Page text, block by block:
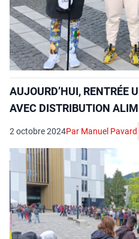
AUJOURD’HUI, RENTRÉE
AVEC DISTRIBUTION
2 octobre 2024Par Manuel Pavard